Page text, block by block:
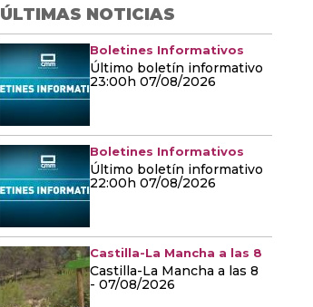
ÚLTIMAS NOTICIAS
Boletines Informativos
Último boletín informativo
23:00h 07/08/2026
Boletines Informativos
Último boletín informativo
22:00h 07/08/2026
Castilla-La Mancha a las 8
Castilla-La Mancha a las 8
- 07/08/2026